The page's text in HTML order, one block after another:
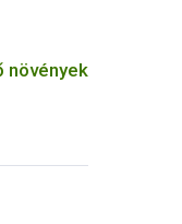
növények